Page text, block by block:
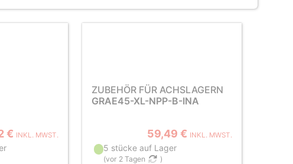
€ INKL. MWST.
ZUBEHÖR FÜR ACHSLAGERN
GRAE45-XL-NPP-B-INA
59,49 € INKL. MWST.
5 stücke auf Lager
(vor 2 Tagen )